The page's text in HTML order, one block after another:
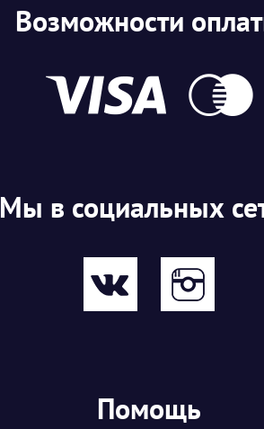
Возможности
Мы в социальных
Помощь